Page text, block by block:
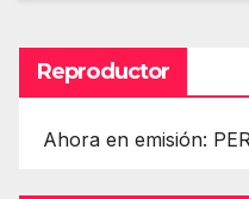
Reproductor
Ahora en emisión: